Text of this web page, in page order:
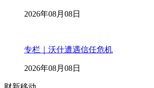
2026年08月08日
专栏｜沃什遭遇信任危机
2026年08月08日